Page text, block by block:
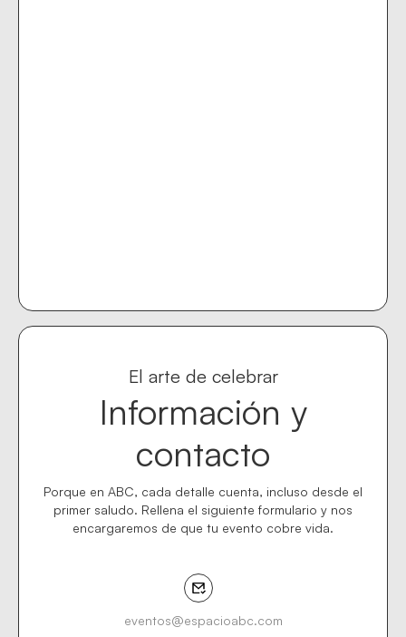
El arte de celebrar
Información y
contacto
Porque en ABC, cada detalle cuenta, incluso desde el
primer saludo. Rellena el siguiente formulario y nos
encargaremos de que tu evento cobre vida.
eventos@espacioabc.com